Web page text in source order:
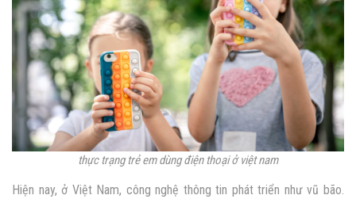
thực trạng trẻ em dùng điện thoại ở việt nam
Hiện nay, ở Việt Nam, công nghệ thông tin phát triển như vũ bão.